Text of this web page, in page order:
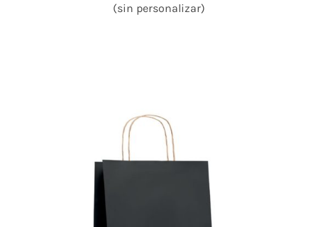
(sin personalizar)